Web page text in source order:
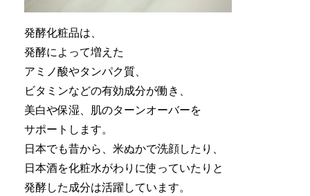
発酵化粧品は、
発酵によって増えた
アミノ酸やタンパク質、
ビタミンなどの有効成分が働き、
美白や保湿、肌のターンオーバーを
サポートします。
日本でも昔から、米ぬかで洗顔したり、
日本酒を化粧水がわりに使っていたりと
発酵した成分は活躍しています。